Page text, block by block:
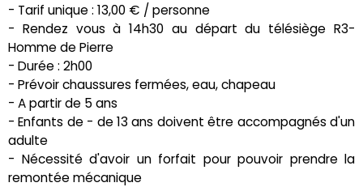
- Tarif unique : 13,00 € / personne
- Rendez vous à 14h30 au départ du télésiège R3-
Homme de Pierre
- Durée : 2h00
- Prévoir chaussures fermées, eau, chapeau
- A partir de 5 ans
- Enfants de - de 13 ans doivent être accompagnés d'un
adulte
- Nécessité d'avoir un forfait pour pouvoir prendre la
remontée mécanique